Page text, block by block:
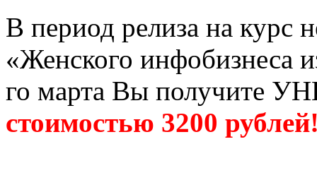
В период релиза на курс
«Женского инфобизнеса
го марта Вы
стоимостью 3200